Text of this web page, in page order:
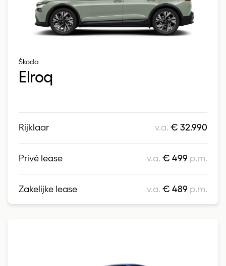
Škoda
Elroq
Rijklaar v.a.€ 32.990
Privé lease v.a.€ 499 p.m.
Zakelijke lease v.a.€ 489 p.m.